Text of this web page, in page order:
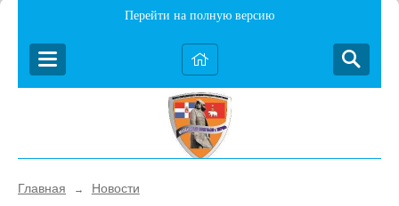
Перейти на полную версию
Главная → Новости